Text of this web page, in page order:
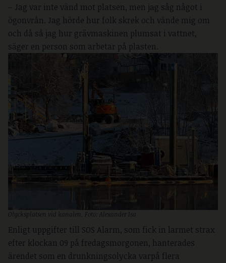
– Jag var inte vänd mot platsen, men jag såg något i
ögonvrån. Jag hörde hur folk skrek och vände mig om
och då så jag hur grävmaskinen plumsat i vattnet,
säger en person som arbetar på plasten.
Olycksplatsen vid kanalen. Foto: Alexander Isa
Enligt uppgifter till SOS Alarm, som fick in larmet strax
efter klockan 09 på fredagsmorgonen, hanterades
ärendet som en drunkningsolycka varpå flera